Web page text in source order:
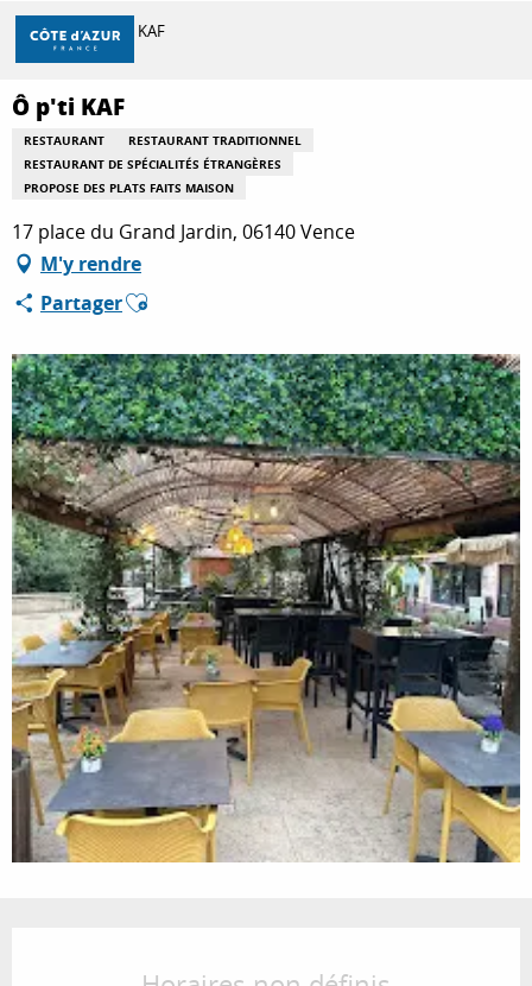
Aller
contenu
principal
DÉCOUVRIR
À FAIRE
SÉJOURNER
Accueil Ô p'ti KAF
Ô p'ti KAF
RESTAURANT
RESTAURANT TRADITIONNEL
RESTAURANT DE SPÉCIALITÉS ÉTRANGÈRES
PROPOSE DES PLATS FAITS MAISON
17 place du Grand Jardin, 06140 Vence
M'y rendre
PartagerAjouter aux favoris